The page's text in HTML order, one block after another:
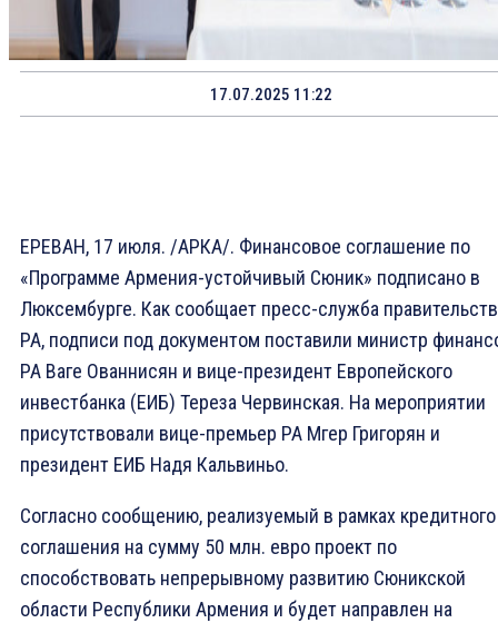
17.07.2025 11:22
ЕРЕВАН, 17 июля. /АРКА/. Финансовое соглашение по
«Программе Армения-устойчивый Сюник» подписано в
Люксембурге. Как сообщает пресс-служба
РА, подписи под документом поставили министр
РА Ваге Ованнисян и вице-президент Европейского
инвестбанка (ЕИБ) Тереза Червинская. На мероприятии
присутствовали вице-премьер РА Мгер Григорян и
президент ЕИБ Надя Кальвиньо.
Согласно сообщению, реализуемый в рамках кредитного
соглашения на сумму 50 млн. евро проект по
способствовать непрерывному развитию Сюникской
области Республики Армения и будет направлен на